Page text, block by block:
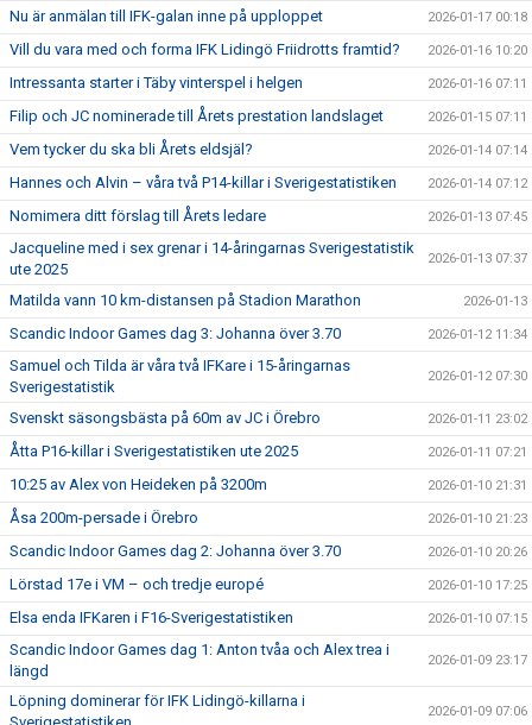
Nu är anmälan till IFK-galan inne på upploppet 2026-01-17 00:18
Vill du vara med och forma IFK Lidingö Friidrotts framtid? 2026-01-16 10:20
Intressanta starter i Täby vinterspel i helgen 2026-01-16 07:11
Filip och JC nominerade till Årets prestation landslaget 2026-01-15 07:11
Vem tycker du ska bli Årets eldsjäl? 2026-01-14 07:14
Hannes och Alvin – våra två P14-killar i Sverigestatistiken 2026-01-14 07:12
Nomimera ditt förslag till Årets ledare 2026-01-13 07:45
Jacqueline med i sex grenar i 14-åringarnas Sverigestatistik
ute 2025
2026-01-13 07:37
Matilda vann 10 km-distansen på Stadion Marathon 2026-01-13
Scandic Indoor Games dag 3: Johanna över 3.70 2026-01-12 11:34
Samuel och Tilda är våra två IFKare i 15-åringarnas
Sverigestatistik
2026-01-12 07:30
Svenskt säsongsbästa på 60m av JC i Örebro 2026-01-11 23:02
Åtta P16-killar i Sverigestatistiken ute 2025 2026-01-11 07:21
10:25 av Alex von Heideken på 3200m 2026-01-10 21:31
Åsa 200m-persade i Örebro 2026-01-10 21:23
Scandic Indoor Games dag 2: Johanna över 3.70 2026-01-10 20:26
Lörstad 17e i VM – och tredje europé 2026-01-10 17:25
Elsa enda IFKaren i F16-Sverigestatistiken 2026-01-10 07:15
Scandic Indoor Games dag 1: Anton tvåa och Alex trea i
längd
2026-01-09 23:17
Löpning dominerar för IFK Lidingö-killarna i
2026-01-09 07:06